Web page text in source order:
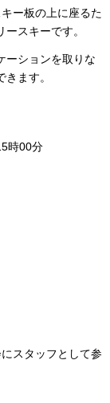
ー板の上に座るた
スキーです。
ーションを取りな
ます。
時00分
スタッフとして参